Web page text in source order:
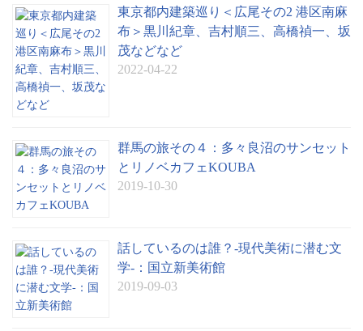
東京都内建築巡り＜広尾その2 港区南麻
布＞黒川紀章、吉村順三、高橋禎一、坂
茂などなど
2022-04-22
群馬の旅その４：多々良沼のサンセット
とリノベカフェKOUBA
2019-10-30
話しているのは誰？-現代美術に潜む文
学-：国立新美術館
2019-09-03